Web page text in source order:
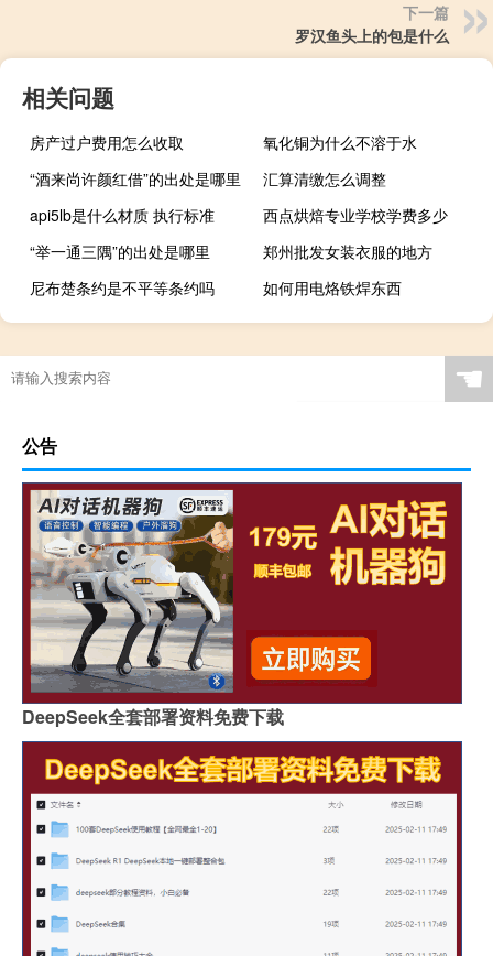
下一篇
罗汉鱼头上的包是什么
相关问题
房产过户费用怎么收取
氧化铜为什么不溶于水
“酒来尚许颜红借”的出处是哪里
汇算清缴怎么调整
api5lb是什么材质 执行标准
西点烘焙专业学校学费多少
“举一通三隅”的出处是哪里
郑州批发女装衣服的地方
尼布楚条约是不平等条约吗
如何用电烙铁焊东西
☚
公告
DeepSeek全套部署资料免费下载